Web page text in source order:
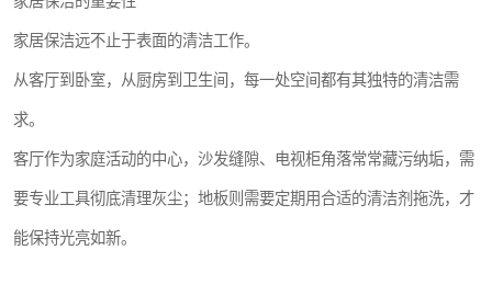
家居保洁远不止于表面的清洁工作。
从客厅到卧室，从厨房到卫生间，每一处空间都有其独特的清洁需
求。
客厅作为家庭活动的中心，沙发缝隙、电视柜角落常常藏污纳垢，需
要专业工具彻底清理灰尘；地板则需要定期用合适的清洁剂拖洗，才
能保持光亮如新。